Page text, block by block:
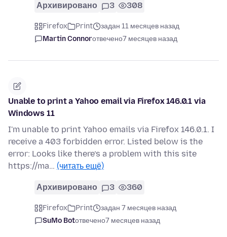
Архивировано 3 308
Firefox Print
задан 11 месяцев назад
Martin Connorотвечено7 месяцев назад
Unable to print a Yahoo email via Firefox 146.0.1 via
Windows 11
I'm unable to print Yahoo emails via Firefox 146.0.1. I
receive a 403 forbidden error. Listed below is the
error: Looks like there’s a problem with this site
https://ma… (читать ещё)
Архивировано 3 360
Firefox Print
задан 7 месяцев назад
SuMo Botотвечено7 месяцев назад